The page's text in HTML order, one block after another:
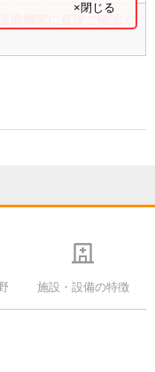
療機関に直接ご確認く
×閉じる
施設・設備の特徴